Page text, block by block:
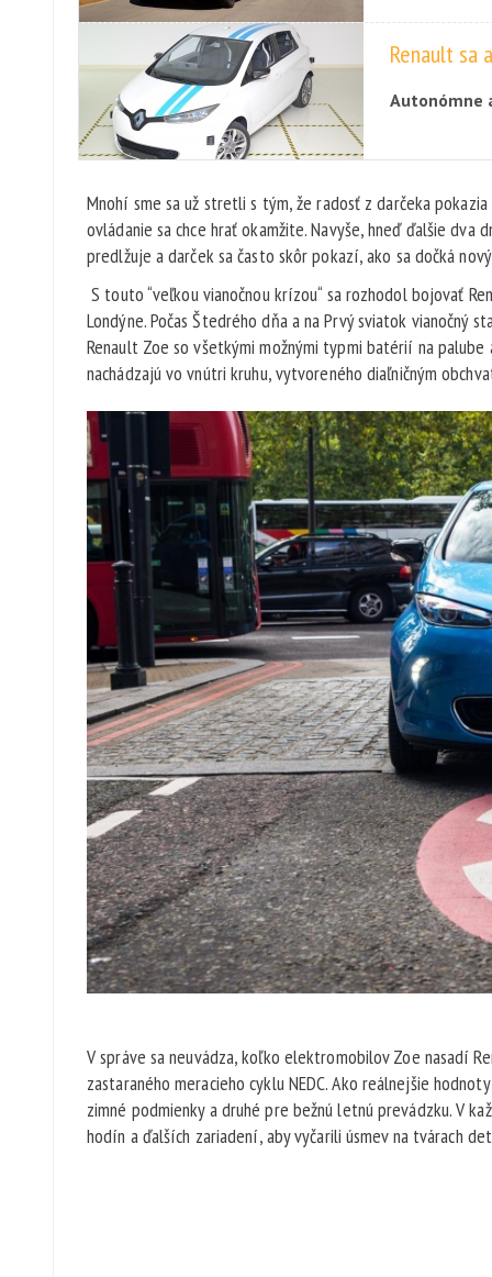
Renault sa
Autonómne
autonómne
Mnohí sme sa už stretli s tým, že radosť z darčeka
ovládanie sa chce hrať okamžite. Navyše, hneď ďalšie
predlžuje a darček sa často skôr pokazí, ako sa dočká
S touto “veľkou vianočnou krízou“ sa rozhodol bojovať
Londýne. Počas Štedrého dňa a na Prvý sviatok vianočný
Renault Zoe so všetkými možnými typmi batérií na palube
nachádzajú vo vnútri kruhu, vytvoreného diaľničným
V správe sa neuvádza, koľko elektromobilov Zoe nasadí
zastaraného meracieho cyklu NEDC. Ako reálnejšie
zimné podmienky a druhé pre bežnú letnú prevádzku. V
hodín a ďalších zariadení, aby vyčarili úsmev na tvárach